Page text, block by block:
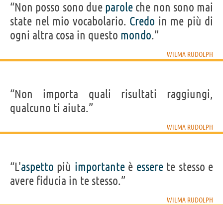
“Non posso sono due parole che non sono mai
state nel mio vocabolario. Credo in me più di
ogni altra cosa in questo mondo.”
WILMA RUDOLPH
“Non importa quali risultati raggiungi,
qualcuno ti aiuta.”
WILMA RUDOLPH
“L'aspetto più importanteè esserete stesso e
avere fiducia in te stesso.”
WILMA RUDOLPH